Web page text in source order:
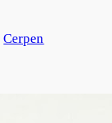
Cerpen